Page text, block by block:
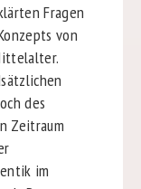
Fragen
von
des
Zeitraum
im